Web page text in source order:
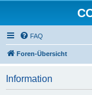
FAQ
Foren-Übersicht
Information